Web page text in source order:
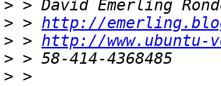
>
> > http://
> > http://www.ubuntu-
>
> >